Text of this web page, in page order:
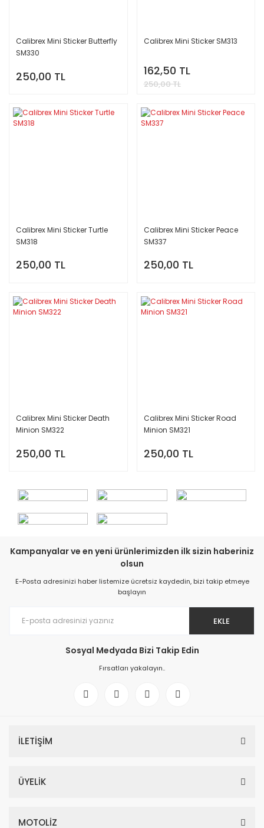
Calibrex Mini Sticker Butterfly
SM330
250,00 TL
Calibrex Mini Sticker SM313
162,50 TL
250,00 TL
Calibrex Mini Sticker Turtle
SM318
250,00 TL
Calibrex Mini Sticker Peace
SM337
250,00 TL
Calibrex Mini Sticker Death
Minion SM322
250,00 TL
Calibrex Mini Sticker Road
Minion SM321
250,00 TL
Kampanyalar ve en yeni ürünlerimizden ilk sizin haberiniz
olsun
E-Posta adresinizi haber listemize ücretsiz kaydedin, bizi takip etmeye
başlayın
EKLE
Sosyal Medyada Bizi Takip Edin
Fırsatları yakalayın..
İLETİŞİM
ÜYELİK
MOTOLİZ